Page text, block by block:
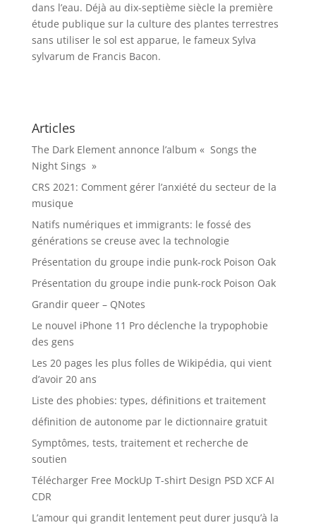
dans l’eau. Déjà au dix-septième siècle la première
étude publique sur la culture des plantes terrestres
sans utiliser le sol est apparue, le fameux Sylva
sylvarum de Francis Bacon.
Articles
The Dark Element annonce l’album « Songs the
Night Sings »
CRS 2021: Comment gérer l’anxiété du secteur de la
musique
Natifs numériques et immigrants: le fossé des
générations se creuse avec la technologie
Présentation du groupe indie punk-rock Poison Oak
Présentation du groupe indie punk-rock Poison Oak
Grandir queer – QNotes
Le nouvel iPhone 11 Pro déclenche la trypophobie
des gens
Les 20 pages les plus folles de Wikipédia, qui vient
d’avoir 20 ans
Liste des phobies: types, définitions et traitement
définition de autonome par le dictionnaire gratuit
Symptômes, tests, traitement et recherche de
soutien
Télécharger Free MockUp T-shirt Design PSD XCF AI
CDR
L’amour qui grandit lentement peut durer jusqu’à la